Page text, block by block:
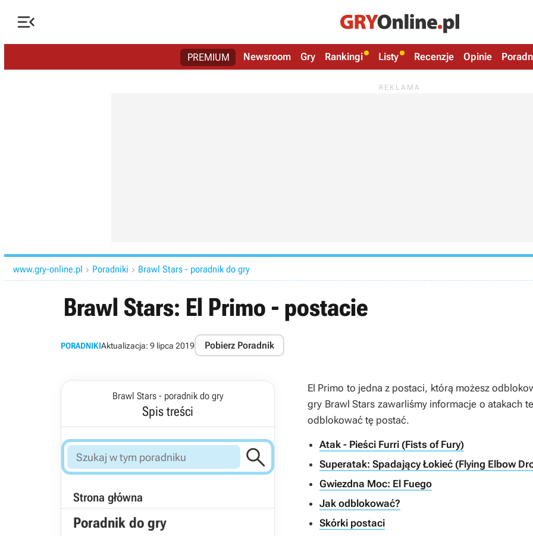

PREMIUM Newsroom Gry Rankingi Listy Recenzje Opinie
www.gry-online.pl  Poradniki  Brawl Stars - poradnik do gry
Brawl Stars: El Primo - postacie
PORADNIKIAktualizacja: 9 lipca 2019 Pobierz Poradnik
Brawl Stars - poradnik do gry
Spis treści

Strona główna
Poradnik do gry
El Primo to jedna z postaci, którą możesz
gry Brawl Stars zawarliśmy informacje o atakach
odblokować tę postać.
Atak - Pieści Furri (Fists of Fury)
Superatak: Spadający Łokieć (Flying Elbow
Gwiezdna Moc: El Fuego
Jak odblokować?
Skórki postaci